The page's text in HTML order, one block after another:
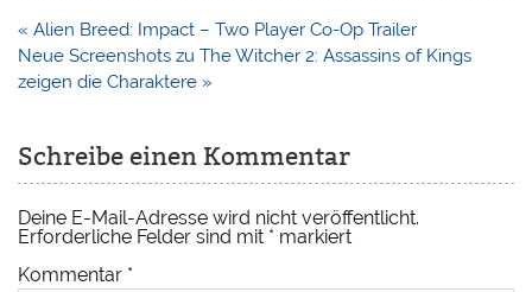
Beitragsnavigation
« Alien Breed: Impact – Two Player Co-Op Trailer
Neue Screenshots zu The Witcher 2: Assassins of Kings
zeigen die Charaktere »
Schreibe einen Kommentar
Deine E-Mail-Adresse wird nicht veröffentlicht.
Erforderliche Felder sind mit * markiert
Kommentar *